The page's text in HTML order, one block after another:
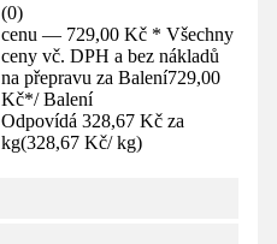
(0)
cenu — 729,00 Kč * Všechny
ceny vč. DPH a bez nákladů
na přepravu za Balení729,00
Kč*/ Balení
Odpovídá 328,67 Kč za
kg(328,67 Kč/ kg)